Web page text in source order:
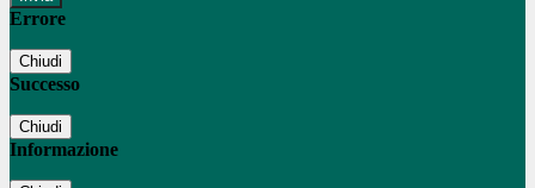
Errore
Chiudi
Successo
Chiudi
Informazione